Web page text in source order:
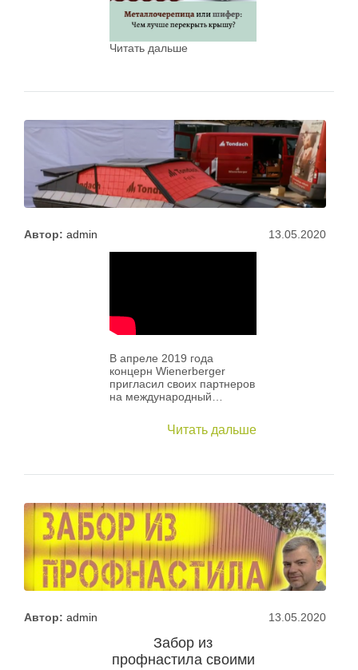
Читать дальше
13.05.2020
Автор: admin
В апреле 2019 года
концерн Wienerberger
пригласил своих партнеров
на международный…
Читать дальше
13.05.2020
Автор: admin
Забор из
профнастила своими